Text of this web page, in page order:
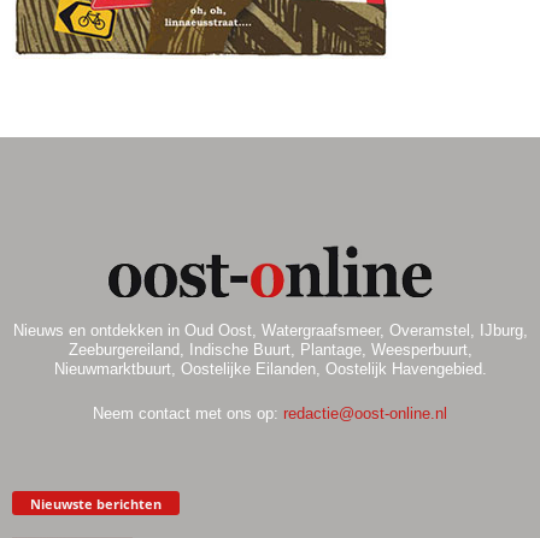
Nieuws en ontdekken in Oud Oost, Watergraafsmeer, Overamstel, IJburg,
Zeeburgereiland, Indische Buurt, Plantage, Weesperbuurt,
Nieuwmarktbuurt, Oostelijke Eilanden, Oostelijk Havengebied.
Neem contact met ons op: redactie@oost-online.nl
Nieuwste berichten